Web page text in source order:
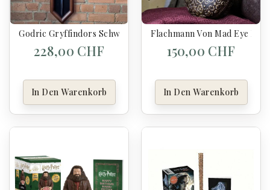
Godric Gryffindors Schwert - Harry Potter
228,00 CHF
In Den Warenkorb
Flachmann Von Mad Eye
150,00 CHF
In Den Warenkorb